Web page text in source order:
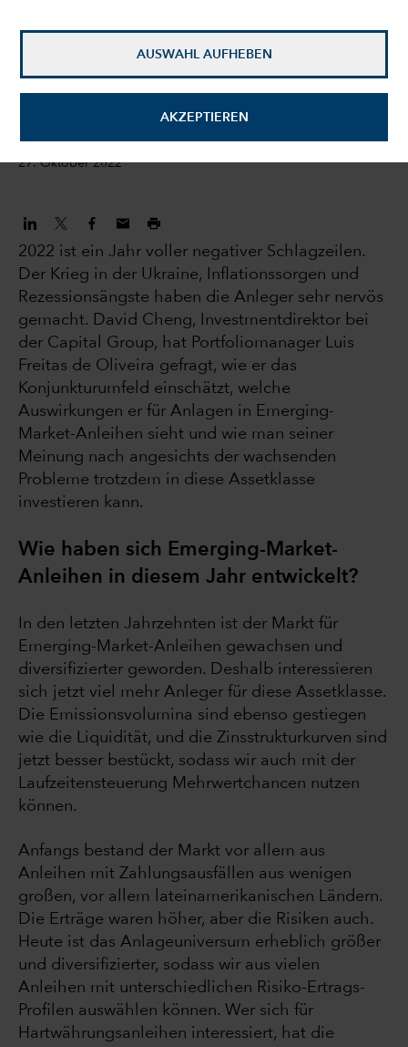
AUSWAHL AUFHEBEN
AKZEPTIEREN
Anleihen?
27. Oktober 2022
2022 ist ein Jahr voller negativer Schlagzeilen.
Der Krieg in der Ukraine, Inflationssorgen und
Rezessionsängste haben die Anleger sehr nervös
gemacht. David Cheng, Investmentdirektor bei
der Capital Group, hat Portfoliomanager Luis
Freitas de Oliveira gefragt, wie er das
Konjunkturumfeld einschätzt, welche
Auswirkungen er für Anlagen in Emerging-
Market-Anleihen sieht und wie man seiner
Meinung nach angesichts der wachsenden
Probleme trotzdem in diese Assetklasse
investieren kann.
Wie haben sich Emerging-Market-
Anleihen in diesem Jahr entwickelt?
In den letzten Jahrzehnten ist der Markt für
Emerging-Market-Anleihen gewachsen und
diversifizierter geworden. Deshalb interessieren
sich jetzt viel mehr Anleger für diese Assetklasse.
Die Emissionsvolumina sind ebenso gestiegen
wie die Liquidität, und die Zinsstrukturkurven sind
jetzt besser bestückt, sodass wir auch mit der
Laufzeitensteuerung Mehrwertchancen nutzen
können.
Anfangs bestand der Markt vor allem aus
Anleihen mit Zahlungsausfällen aus wenigen
großen, vor allem lateinamerikanischen Ländern.
Die Erträge waren höher, aber die Risiken auch.
Heute ist das Anlageuniversum erheblich größer
und diversifizierter, sodass wir aus vielen
Anleihen mit unterschiedlichen Risiko-Ertrags-
Profilen auswählen können. Wer sich für
Hartwährungsanleihen interessiert, hat die